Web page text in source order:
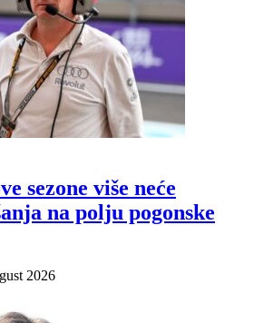
sezone više neće
na polju pogonske
2026